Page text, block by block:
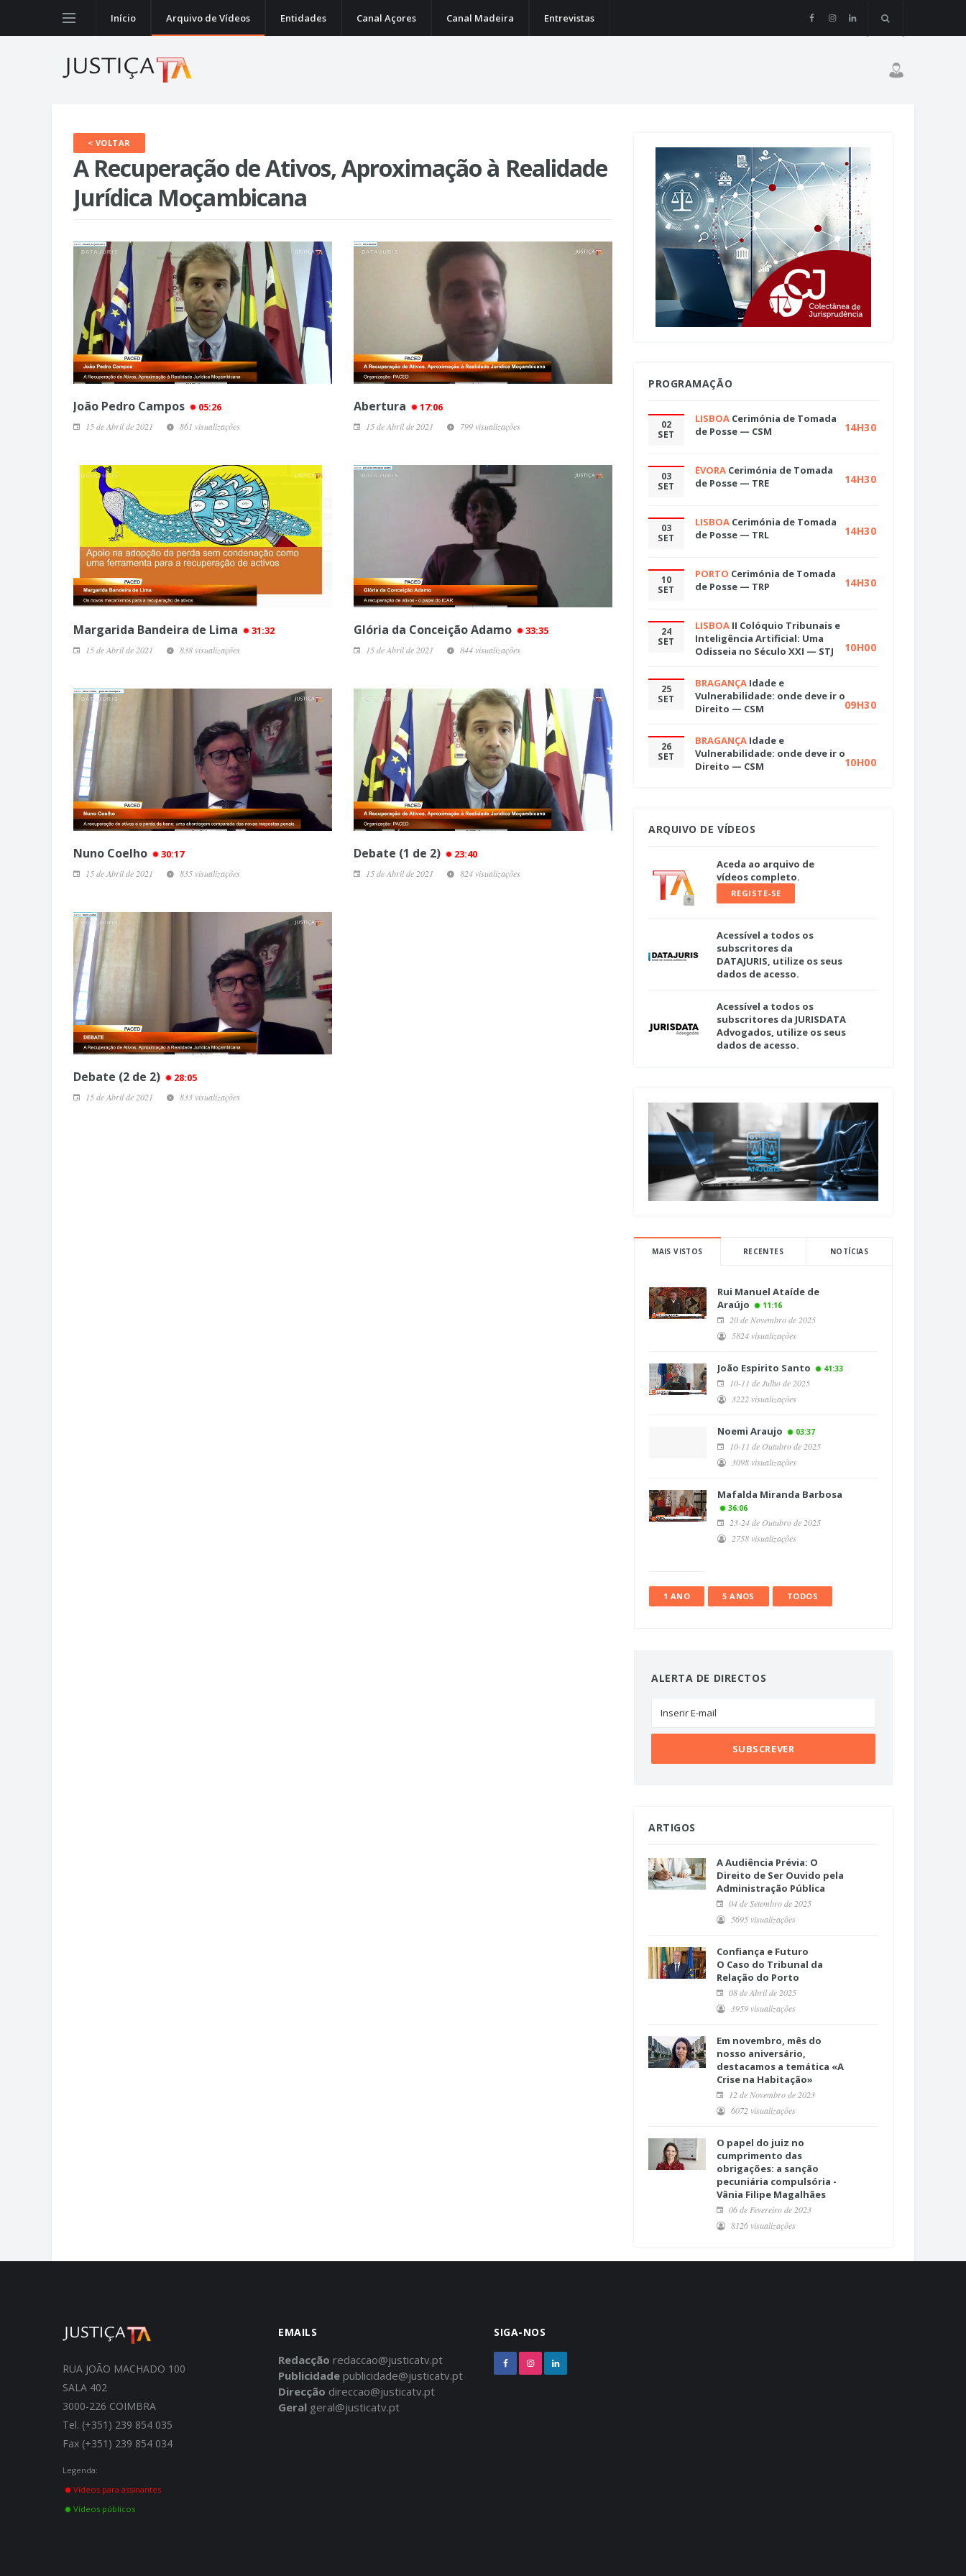
Início Arquivo de Vídeos Entidades Canal Açores Canal Madeira Entrevistas
< VOLTAR
A Recuperação de Ativos, Aproximação à Realidade
Jurídica Moçambicana
João Pedro Campos 05:26
15 de Abril de 2021 861 visualizações
Abertura 17:06
15 de Abril de 2021 799 visualizações
Margarida Bandeira de Lima 31:32
15 de Abril de 2021 838 visualizações
Glória da Conceição Adamo 33:35
15 de Abril de 2021 844 visualizações
Nuno Coelho 30:17
15 de Abril de 2021 835 visualizações
Debate (1 de 2) 23:40
15 de Abril de 2021 824 visualizações
Debate (2 de 2) 28:05
15 de Abril de 2021 833 visualizações
PROGRAMAÇÃO
02
SET
LISBOA Cerimónia de Tomada
de Posse — CSM
14H30
03
SET
ÉVORA Cerimónia de Tomada
de Posse — TRE
14H30
03
SET
LISBOA Cerimónia de Tomada
de Posse — TRL
14H30
10
SET
PORTO Cerimónia de Tomada
de Posse — TRP
14H30
24
SET
LISBOA II Colóquio Tribunais e
Inteligência Artificial: Uma
Odisseia no Século XXI — STJ
10H00
25
SET
BRAGANÇA Idade e
Vulnerabilidade: onde deve ir o
Direito — CSM
09H30
26
SET
BRAGANÇA Idade e
Vulnerabilidade: onde deve ir o
Direito — CSM
10H00
ARQUIVO DE VÍDEOS
Aceda ao arquivo de
vídeos completo.
REGISTE-SE
Acessível a todos os
subscritores da
DATAJURIS, utilize os seus
dados de acesso.
Acessível a todos os
subscritores da JURISDATA
Advogados, utilize os seus
dados de acesso.
MAIS VISTOS RECENTES NOTÍCIAS
Rui Manuel Ataíde de
Araújo
11:16
20 de Novembro de 2025
5824 visualizações
João Espirito Santo 41:33
10-11 de Julho de 2025
3222 visualizações
Noemi Araujo 03:37
10-11 de Outubro de 2025
3098 visualizações
Mafalda Miranda Barbosa
36:06
23-24 de Outubro de 2025
2758 visualizações
1 ANO 5 ANOS TODOS
ALERTA DE DIRECTOS
ARTIGOS
A Audiência Prévia: O
Direito de Ser Ouvido pela
Administração Pública
04 de Setembro de 2025
5695 visualizações
Confiança e Futuro
O Caso do Tribunal da
Relação do Porto
08 de Abril de 2025
3959 visualizações
Em novembro, mês do
nosso aniversário,
destacamos a temática «A
Crise na Habitação»
12 de Novembro de 2023
6072 visualizações
O papel do juiz no
cumprimento das
obrigações: a sanção
pecuniária compulsória -
Vânia Filipe Magalhães
06 de Fevereiro de 2023
8126 visualizações
RUA JOÃO MACHADO 100
SALA 402
3000-226 COIMBRA
Tel. (+351) 239 854 035
Fax (+351) 239 854 034
Legenda:
Vídeos para assinantes
Vídeos públicos
EMAILS
Redacção redaccao@justicatv.pt
Publicidade publicidade@justicatv.pt
Direcção direccao@justicatv.pt
Geral geral@justicatv.pt
SIGA-NOS